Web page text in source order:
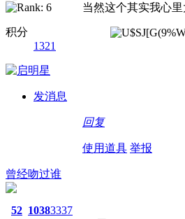
积分
1321
发消息
当然这个其实我心
回复
使用道具 举报
曾经吻过谁
52 10383337